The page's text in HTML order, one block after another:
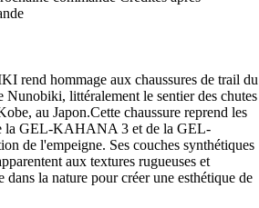
rend hommage aux chaussures de trail du
Nunobiki, littéralement le sentier des chutes
au Japon.Cette chaussure reprend les
la GEL-KAHANA 3 et de la GEL-
de l'empeigne. Ses couches synthétiques
aux textures rugueuses et
la nature pour créer une esthétique de